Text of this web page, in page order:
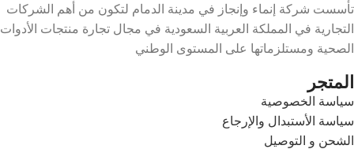
تأسست شركة إنماء وإنجاز في مدينة الدمام لتكون من أهم الشركات
التجارية في المملكة العربية السعودية في مجال تجارة منتجات الأدوات
الصحية ومستلزماتها على المستوى الوطني
المتجر
سياسة الخصوصية
سياسة الأستبدال والإرجاع
الشحن و التوصيل